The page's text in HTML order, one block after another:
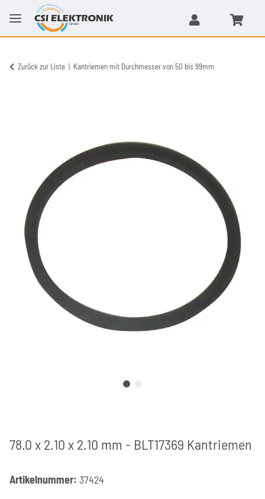
Zurück zur Liste Kantriemen mit Durchmesser von 50 bis 99mm
78.0 x 2.10 x 2.10 mm - BLT17369 Kantriemen
Artikelnummer: 37424